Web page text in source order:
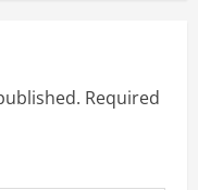
Required